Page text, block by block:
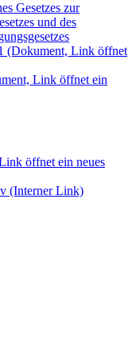
Gesetzes zur
und des
(Dokument, Link öffnet
Link öffnet ein
öffnet ein neues
(Interner Link)